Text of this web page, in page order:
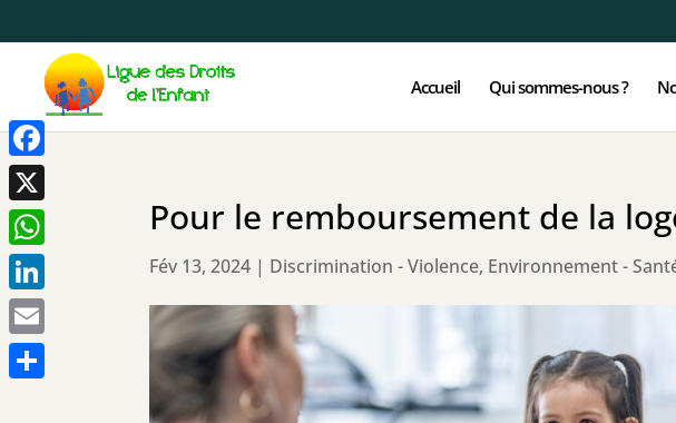
Accueil Qui sommes-nous ?
Pour le remboursement de la
Fév 13, 2024 | Discrimination - Violence, Environnement -
Facebook
X
WhatsApp
LinkedIn
Email